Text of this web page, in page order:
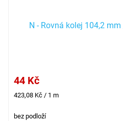
N - Rovná kolej 104,2
44 Kč
Měrná
423,08 Kč / 1 m
bez podloží